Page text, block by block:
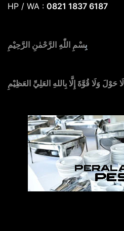
HP / WA : 0821 1837 6187
بِسْمِ اللّٰهِ الرَّحْمٰنِ الرَّحِيْمِ
لَا حَوْلَ وَلَا قُوَّةَ إِلَّا بِاللهِ العَلِيِّ العَظِيْمِ